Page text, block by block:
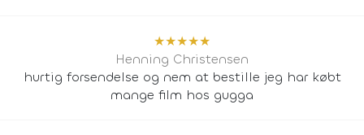
★★★★★
Henning Christensen
hurtig forsendelse og nem at bestille jeg har købt
mange film hos gugga